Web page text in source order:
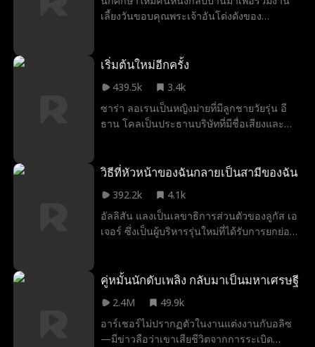
เลี้ยงวันขอบคุณพระเจ้าอันโด่งดังของ
เริ่มต้นใหม่อีกครั้ง
439.5k
3.4k
ซาร่า ลอเรนเป็นหญิงม่ายที่มีลูกชายวัยรุ่น อี
ธาน โคลเป็นประธานบริษัทที่มีชื่อเสียงและ
เหมือนไม่จำเป็น และเขาจะไม่หยุดยั้งจนกว่าจะ
ของซาร่า
วิธีที่หัวหน้าของฉันกลายเป็นสามีของฉัน
392.2k
4.1k
อัลลิสัน แลงเป็นเลขาธิการส่วนตัวของลูกัส เอ
เจอร์ ซึ่งเป็นผู้บริหารรุ่นใหม่ที่ได้รับการยกย่อง
เก่าของเธอ ไคล์ ออกจากชีวิตของเธอ เธอจึง
สัมพันธ์กับลูกัส เอเจอร์ แต่เมื่อเหตุการณ์ไม่
คาดคิดเกิดขึ้นและพนักงานทั้งหมดเห็น
ข้อความในโทรศัพท์ของเธอ จะเกิดอะไรขึ้นกับ
คู่หมั้นนักดับเพลิง กลับมาเป็นมหาเศรษฐี
2.4M
49.9k
อาร์เชอร์ไม่ปรากฏตัวในงานแต่งงานกับอลิซ
—มีข่าวลือว่าเขาเสียชีวิตจากการระเบิด